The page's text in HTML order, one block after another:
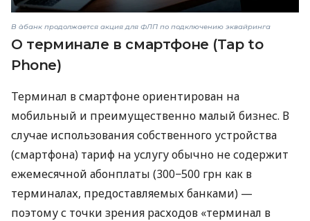
В àбанк продолжается акция для ФЛП по подключению эквайринга
О терминале в смартфоне (Tap to
Phone)
Терминал в смартфоне ориентирован на
мобильный и преимущественно малый бизнес. В
случае использования собственного устройства
(смартфона) тариф на услугу обычно не содержит
ежемесячной абонплаты (300−500 грн как в
терминалах, предоставляемых банками) —
поэтому с точки зрения расходов «терминал в